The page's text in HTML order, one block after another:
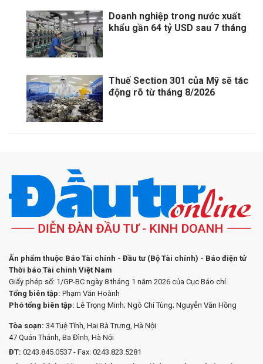
Doanh nghiệp trong nước xuất
khẩu gần 64 tỷ USD sau 7 tháng
Thuế Section 301 của Mỹ sẽ tác
động rõ từ tháng 8/2026
Ấn phẩm thuộc Báo Tài chính - Đầu tư (Bộ Tài chính) - Báo điện tử
Thời báo Tài chính Việt Nam
Giấy phép số: 1/GP-BC ngày 8 tháng 1 năm 2026 của Cục Báo chí.
Tổng biên tập: Phạm Văn Hoành
Phó tổng biên tập: Lê Trọng Minh; Ngô Chí Tùng; Nguyễn Văn Hồng
Tòa soạn: 34 Tuệ Tĩnh, Hai Bà Trưng, Hà Nội
47 Quán Thánh, Ba Đình, Hà Nội
ĐT: 0243.845.0537 - Fax: 0243.823.5281